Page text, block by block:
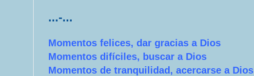
...-...
Momentos felices, dar gracias a Dios
Momentos difíciles, buscar a Dios
Momentos de tranquilidad, acercarse a Dios